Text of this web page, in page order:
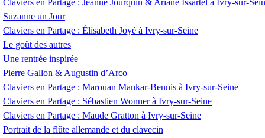
Claviers en Partage : Jeanne Jourquin & Ariane Issartel à Ivry-sur-
Suzanne un Jour
Claviers en Partage : Élisabeth Joyé à Ivry-sur-Seine
Le goût des autres
Une rentrée inspirée
Pierre Gallon & Augustin d’Arco
Claviers en Partage : Marouan Mankar-Bennis à Ivry-sur-Seine
Claviers en Partage : Sébastien Wonner à Ivry-sur-Seine
Claviers en Partage : Maude Gratton à Ivry-sur-Seine
Portrait de la flûte allemande et du clavecin